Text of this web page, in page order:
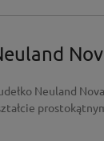
Neuland